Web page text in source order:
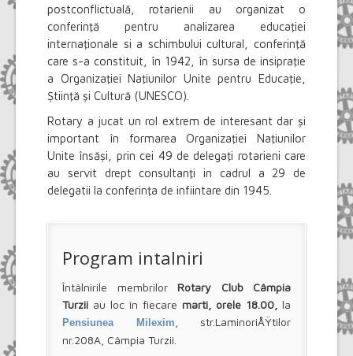
postconflictuală, rotarienii au organizat o
conferinţă pentru analizarea educaţiei
internaţionale si a schimbului cultural, conferinţă
care s-a constituit, în 1942, în sursa de insipraţie
a Organizaţiei Naţiunilor Unite pentru Educaţie,
Ştiinţă şi Cultură (UNESCO).
Rotary a jucat un rol extrem de interesant dar şi
important în formarea Organizaţiei Naţiunilor
Unite însăşi, prin cei 49 de delegaţi rotarieni care
au servit drept consultanţi in cadrul a 29 de
delegatii la conferinţa de infiintare din 1945.
Program intalniri
Întâlnirile membrilor Rotary Club Câmpia
Turzii au loc în fiecare marti, orele 18.00, la
Pensiunea Milexim , str.LaminoriÅŸtilor
nr.208A, Câmpia Turzii.